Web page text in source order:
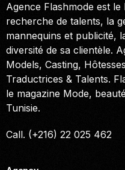
Agence Flashmode est
recherche de talents, la
mannequins et publicité,
diversité de sa clientèle.
Models, Casting,
Traductrices & Talents.
le magazine Mode,
Tunisie.
Call. (+216) 22 025 462